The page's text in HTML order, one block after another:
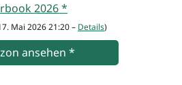
2026*
Mai 2026 21:20 – Details)
anse­hen *